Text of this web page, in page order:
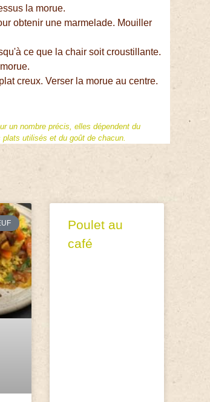
la morue.
obtenir une marmelade. Mouiller
ce que la chair soit croustillante.
creux. Verser la morue au centre.
un nombre précis, elles dépendent du
utilisés et du goût de chacun.
Poulet au
café